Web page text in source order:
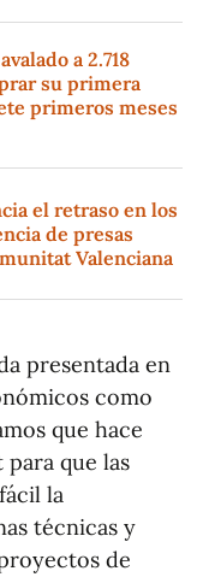
a 2.718
su primera
primeros meses
el retraso en los
de presas
Valenciana
presentada en
como
que hace
que las
la
técnicas y
de